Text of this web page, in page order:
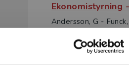
Ekonomistyrning
Andersson, G - Funck,
inkl. moms
Exkl. moms: 331 kr